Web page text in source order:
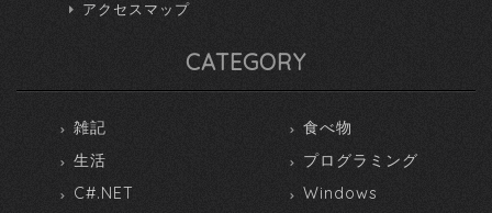
アクセスマップ
CATEGORY
雑記
食べ物
生活
プログラミング
C#.NET
Windows